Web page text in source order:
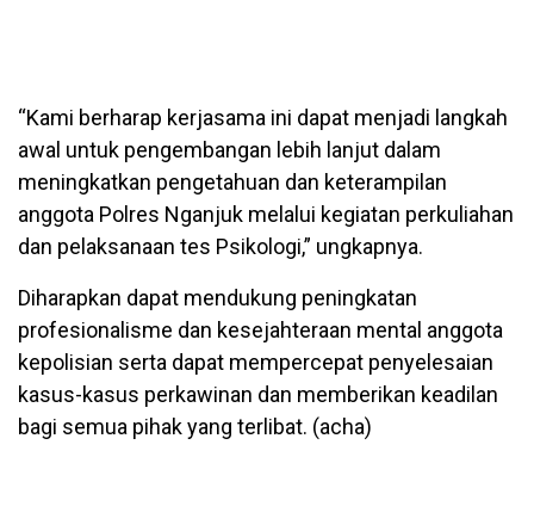
“Kami berharap kerjasama ini dapat menjadi langkah
awal untuk pengembangan lebih lanjut dalam
meningkatkan pengetahuan dan keterampilan
anggota Polres Nganjuk melalui kegiatan perkuliahan
dan pelaksanaan tes Psikologi,” ungkapnya.
Diharapkan dapat mendukung peningkatan
profesionalisme dan kesejahteraan mental anggota
kepolisian serta dapat mempercepat penyelesaian
kasus-kasus perkawinan dan memberikan keadilan
bagi semua pihak yang terlibat. (acha)